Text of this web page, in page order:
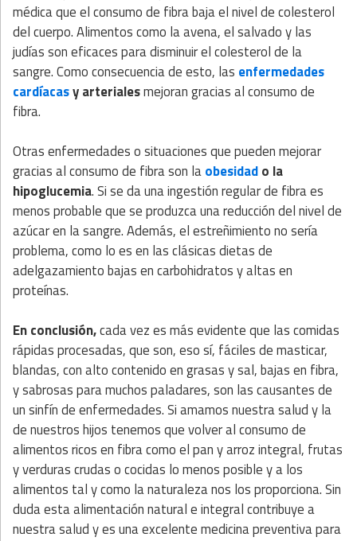
médica que el consumo de fibra baja el nivel de colesterol
del cuerpo. Alimentos como la avena, el salvado y las
judías son eficaces para disminuir el colesterol de la
sangre. Como consecuencia de esto, las enfermedades
cardíacasy arterialesmejoran gracias al consumo de
fibra.
Otras enfermedades o situaciones que pueden mejorar
gracias al consumo de fibra son laobesidado la
hipoglucemia. Si se da una ingestión regular de fibra es
menos probable que se produzca una reducción del nivel de
azúcar en la sangre. Además, el estreñimiento no sería
problema, como lo es en las clásicas dietas de
adelgazamiento bajas en carbohidratos y altas en
proteínas.
En conclusión,cada vez es más evidente que las comidas
rápidas procesadas, que son, eso sí, fáciles de masticar,
blandas, con alto contenido en grasas y sal, bajas en fibra,
y sabrosas para muchos paladares, son las causantes de
un sinfín de enfermedades. Si amamos nuestra salud y la
de nuestros hijos tenemos que volver al consumo de
alimentos ricos en fibra como el pan y arroz integral, frutas
y verduras crudas o cocidas lo menos posible y a los
alimentos tal y como la naturaleza nos los proporciona. Sin
duda esta alimentación natural e integral contribuye a
nuestra salud y es una excelente medicina preventiva para